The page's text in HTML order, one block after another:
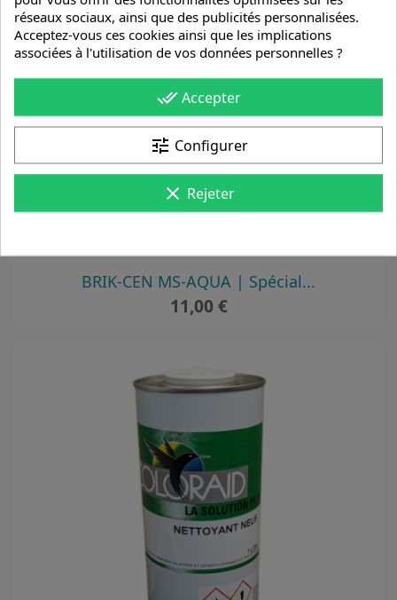
BRIK-CEN MS-AQUA | Spécial...
Prix
11,00 €
réseaux sociaux, ainsi que des publicités personnalisées.
Acceptez-vous ces cookies ainsi que les implications
associées à l'utilisation de vos données personnelles ?
done_all Accepter
tune Configurer
clear Rejeter